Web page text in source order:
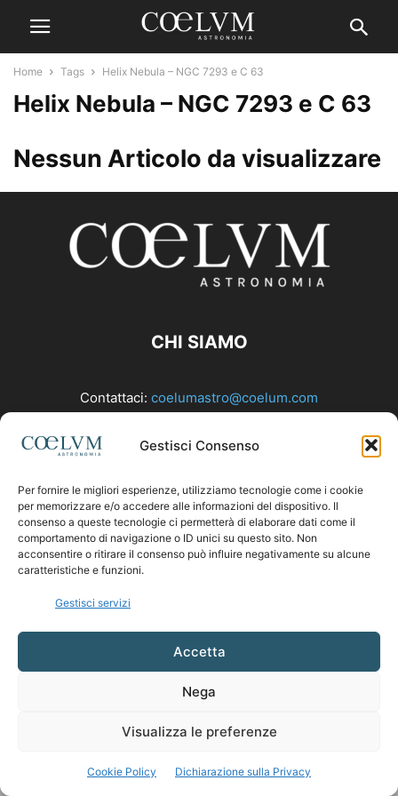
Gestisci Consenso
Per fornire le migliori esperienze, utilizziamo tecnologie come i cookie
per memorizzare e/o accedere alle informazioni del dispositivo. Il
consenso a queste tecnologie ci permetterà di elaborare dati come il
comportamento di navigazione o ID unici su questo sito. Non
acconsentire o ritirare il consenso può influire negativamente su alcune
caratteristiche e funzioni.
Gestisci servizi
Accetta
Nega
Visualizza le preferenze
Cookie Policy Dichiarazione sulla Privacy
Home Tags Helix Nebula – NGC 7293 e C 63
Helix Nebula – NGC 7293 e C 63
Nessun Articolo da visualizzare
CHI SIAMO
Contattaci: coelumastro@coelum.com
SEGUICI